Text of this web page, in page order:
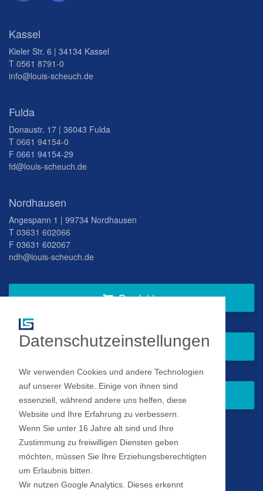
Kassel
Kieler Str. 6 | 34134 Kassel
T 0561 8791-0
info@louis-scheuch.de
Fulda
Donaustr. 17 | 36043 Fulda
T 0661 94154-0
F 0661 94154-29
fd@louis-scheuch.de
Nordhausen
Angespann 1 | 99734 Nordhausen
T 03631 602066
F 03631 602067
ndh@louis-scheuch.de
Produkte
Fragen Sie gern bei uns an
Zum Newsletter anmelden
Impressum
Datenschutz
Datenschutzeinstellungen
Wir verwenden Cookies und andere Technologien
auf unserer Website. Einige von ihnen sind
essenziell, während andere uns helfen, diese
Website und Ihre Erfahrung zu verbessern.
Wenn Sie unter 16 Jahre alt sind und Ihre
Zustimmung zu freiwilligen Diensten geben
möchten, müssen Sie Ihre Erziehungsberechtigten
um Erlaubnis bitten.
Wir nutzen Google Analytics. Dieses erkennt